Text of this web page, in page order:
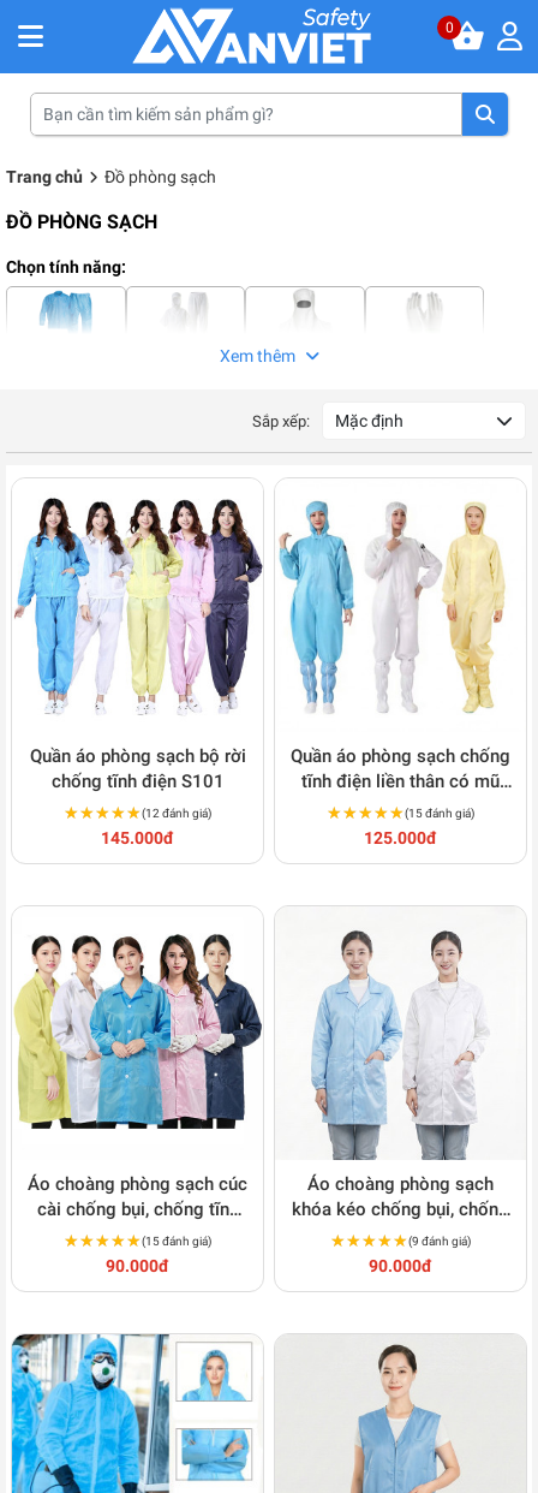
0
Trang chủ Đồ phòng sạch
ĐỒ PHÒNG SẠCH
Chọn tính năng:
Xem thêm
Quần áo thực
Mũ phòng sạch
Tạp dề chống
tĩnh điện
Khăn lau Túi phòng sạch
Vật tư phòng
sạch
Sắp xếp: Mặc định
Quần áo phòng sạch bộ rời
chống tĩnh điện S101
★★★★★
★★★★★(12 đánh giá)
145.000đ
Quần áo phòng sạch chống
tĩnh điện liền thân có mũ
S102
★★★★★
★★★★★(15 đánh giá)
125.000đ
Áo choàng phòng sạch cúc
cài chống bụi, chống tĩnh
điện cho công nhân thực
phẩm S103
★★★★★
★★★★★(15 đánh giá)
90.000đ
Áo choàng phòng sạch
khóa kéo chống bụi, chống
tĩnh điện S119
★★★★★
★★★★★(9 đánh giá)
90.000đ